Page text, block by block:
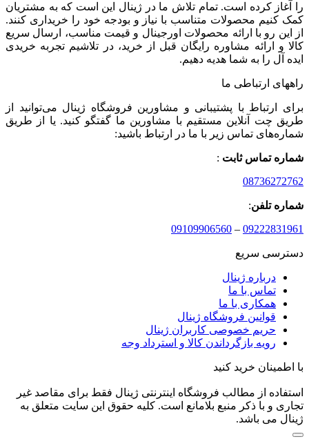
را آغاز کرده است. تمام تلاش ما در ژینال این است که به مشتریان
کمک کنیم محصولات متناسب با نیاز و بودجه خود را خریداری کنند.
از این رو با ارائه محصولات اورجینال و قیمت مناسب، ارسال سریع
کالا و ارائه مشاوره رایگان قبل از خرید، در تلاشیم تجربه خریدی
ایده آل را به شما هدیه دهیم.
راههای ارتباطی ما
برای ارتباط با پشتیبانی و مشاورین فروشگاه ژینال می‌توانید از
طریق چت آنلاین مستقیم با مشاورین ما گفتگو کنید. یا از طریق
شماره‌های تماس زیر با ما در ارتباط باشید:
شماره تماس ثابت :
08736272762
شماره تلفن:
09222831961
–
09109906560
دسترسی سریع
درباره ژینال
تماس با ما
همکاری با ما
قوانین فروشگاه ژینال
حریم خصوصی کاربران ژینال
رویه بازگرداندن کالا و استرداد وجه
با اطمینان خرید کنید
استفاده از مطالب فروشگاه اینترنتی ژینال فقط برای مقاصد غیر
تجاری و با ذکر منبع بلامانع است. کلیه حقوق این سایت متعلق به
ژینال می باشد.